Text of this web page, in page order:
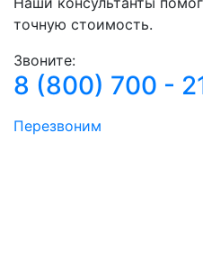
точную стоимость.
Звоните:
8 (800) 700 -
Перезвоним